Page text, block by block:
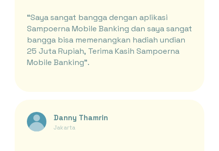
“Saya sangat bangga dengan aplikasi
Sampoerna Mobile Banking dan saya sangat
bangga bisa memenangkan hadiah undian
25 Juta Rupiah, Terima Kasih Sampoerna
Mobile Banking”.
Danny Thamrin
Jakarta